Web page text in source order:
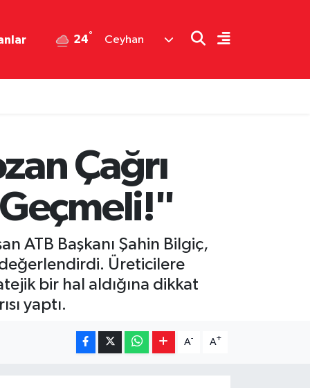
24° Ceyhan
Çağrı
ATB Başkanı Şahin Bilgiç,
Üreticilere
bir hal aldığına dikkat
yaptı.
A- A+